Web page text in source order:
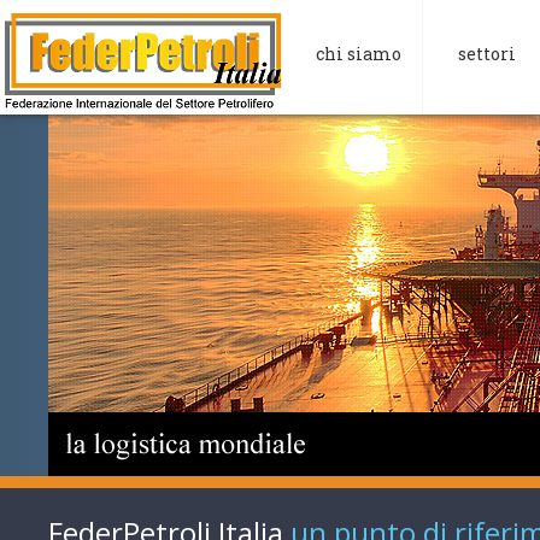
chi siamo settori